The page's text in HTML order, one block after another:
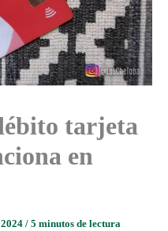
tarjeta
en
/ 5 minutos de lectura